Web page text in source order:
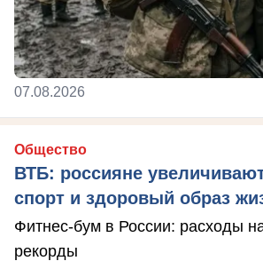
07.08.2026
Общество
ВТБ: россияне
спорт и здоровый образ
Фитнес-бум в России: расходы
рекорды